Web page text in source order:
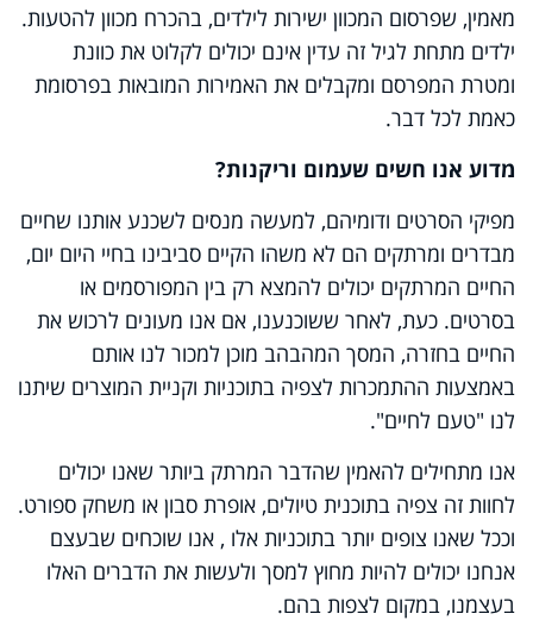
מאמין, שפרסום המכוון ישירות לילדים, בהכרח מכוון להטעות.
ילדים מתחת לגיל זה עדין אינם יכולים לקלוט את כוונת
ומטרת המפרסם ומקבלים את האמירות המובאות בפרסומת
כאמת לכל דבר.
מדוע אנו חשים שעמום וריקנות?
מפיקי הסרטים ודומיהם, למעשה מנסים לשכנע אותנו שחיים
מבדרים ומרתקים הם לא משהו הקיים סביבינו בחיי היום יום,
החיים המרתקים יכולים להמצא רק בין המפורסמים או
בסרטים. כעת, לאחר ששוכנענו, אם אנו מעונים לרכוש את
החיים בחזרה, המסך המהבהב מוכן למכור לנו אותם
באמצעות ההתמכרות לצפיה בתוכניות וקניית המוצרים שיתנו
לנו "טעם לחיים".
אנו מתחילים להאמין שהדבר המרתק ביותר שאנו יכולים
לחוות זה צפיה בתוכנית טיולים, אופרת סבון או משחק ספורט.
וככל שאנו צופים יותר בתוכניות אלו , אנו שוכחים שבעצם
אנחנו יכולים להיות מחוץ למסך ולעשות את הדברים האלו
בעצמנו, במקום לצפות בהם.